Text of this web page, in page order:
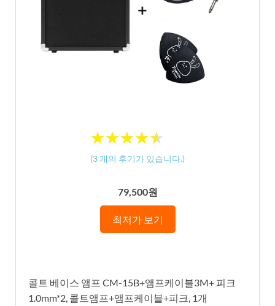
★★★★★
★★★★★
(3 개의 후기가 있습니다.)
79,500원
최저가 보기
콜트 베이스 앰프 CM-15B+앰프케이블3M+ 피크
1.0mm*2, 콜트앰프+앰프케이블+피크, 1개